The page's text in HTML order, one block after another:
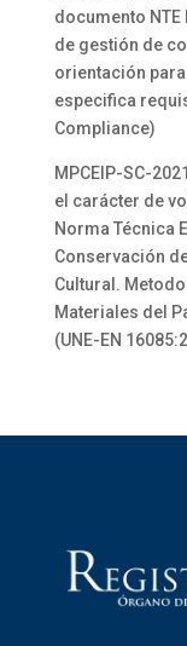
documento NTE
de gestión de
orientación
especifica
Compliance)
MPCEIP-SC-
el carácter de
Norma Técnica
Conservación
Cultural.
Materiales del
(UNE-EN